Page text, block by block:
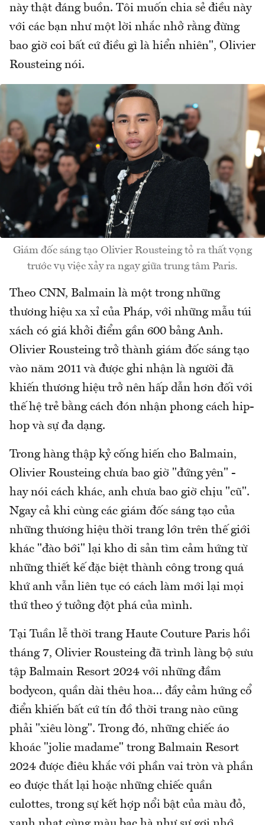
này thật đáng buồn. Tôi muốn chia sẻ điều này
với các bạn như một lời nhắc nhở rằng đừng
bao giờ coi bất cứ điều gì là hiển nhiên", Olivier
Rousteing nói.
Giám đốc sáng tạo Olivier Rousteing tỏ ra thất vọng
trước vụ việc xảy ra ngay giữa trung tâm Paris.
Theo CNN, Balmain là một trong những
thương hiệu xa xỉ của Pháp, với những mẫu túi
xách có giá khởi điểm gần 600 bảng Anh.
Olivier Rousteing trở thành giám đốc sáng tạo
vào năm 2011 và được ghi nhận là người đã
khiến thương hiệu trở nên hấp dẫn hơn đối với
thế hệ trẻ bằng cách đón nhận phong cách hip-
hop và sự đa dạng.
Trong hàng thập kỷ cống hiến cho Balmain,
Olivier Rousteing chưa bao giờ "đứng yên" -
hay nói cách khác, anh chưa bao giờ chịu "cũ".
Ngay cả khi cùng các giám đốc sáng tạo của
những thương hiệu thời trang lớn trên thế giới
khác "đào bới" lại kho di sản tìm cảm hứng từ
những thiết kế đặc biệt thành công trong quá
khứ anh vẫn liên tục có cách làm mới lại mọi
thứ theo ý tưởng đột phá của mình.
Tại Tuần lễ thời trang Haute Couture Paris hồi
tháng 7, Olivier Rousteing đã trình làng bộ sưu
tập Balmain Resort 2024 với những đầm
bodycon, quần dài thêu hoa… đầy cảm hứng cổ
điển khiến bất cứ tín đồ thời trang nào cũng
phải "xiêu lòng". Trong đó, những chiếc áo
khoác "jolie madame" trong Balmain Resort
2024 được điêu khắc với phần vai tròn và phần
eo được thắt lại hoặc những chiếc quần
culottes, trong sự kết hợp nổi bật của màu đỏ,